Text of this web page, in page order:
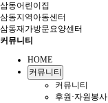
삼동어린이집
삼동지역아동센터
삼동재가방문요양센터
커뮤니티
HOME
커뮤니티
커뮤니티
후원·자원봉사